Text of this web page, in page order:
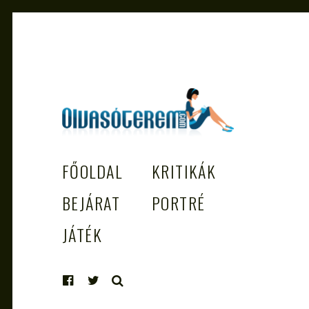
EGÉSZSÉGES OLVASÁS TÁMOGATÓJA
FŐOLDAL
KRITIKÁK
BEJÁRAT
PORTRÉ
JÁTÉK